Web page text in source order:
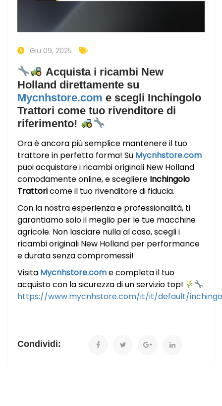
Giu 09, 2025
Acquista i ricambi New
Holland direttamente su
Mycnhstore.com e scegli Inchingolo
Trattori come tuo rivenditore di
riferimento!
Ora è ancora più semplice mantenere il tuo
trattore in perfetta forma! Su Mycnhstore.com
puoi acquistare i ricambi originali New Holland
comodamente online, e scegliere Inchingolo
Trattoricome il tuo rivenditore di fiducia.
Con la nostra esperienza e professionalità, ti
garantiamo solo il meglio per le tue macchine
agricole. Non lasciare nulla al caso, scegli i
ricambi originali New Holland per performance
e durata senza compromessi!
Visita Mycnhstore.come completa il tuo
acquisto con la sicurezza di un servizio top!
https://www.mycnhstore.com/it/it/default/
Condividi: